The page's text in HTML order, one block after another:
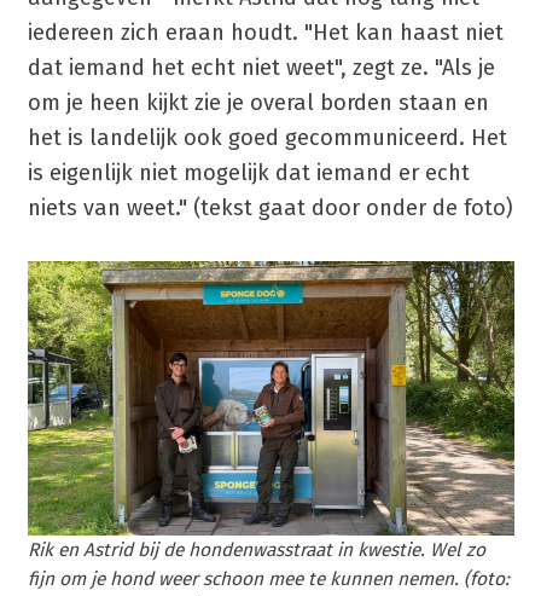
iedereen zich eraan houdt. "Het kan haast niet
dat iemand het echt niet weet", zegt ze. "Als je
om je heen kijkt zie je overal borden staan en
het is landelijk ook goed gecommuniceerd. Het
is eigenlijk niet mogelijk dat iemand er echt
niets van weet." (tekst gaat door onder de foto)
Rik en Astrid bij de hondenwasstraat in kwestie. Wel zo
fijn om je hond weer schoon mee te kunnen nemen. (foto: